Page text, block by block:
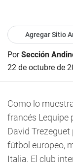
Agregar Sitio
PorSección
22 de octubre de
Como lo
francés
David Trezeguet
fútbol europeo,
Italia. El club